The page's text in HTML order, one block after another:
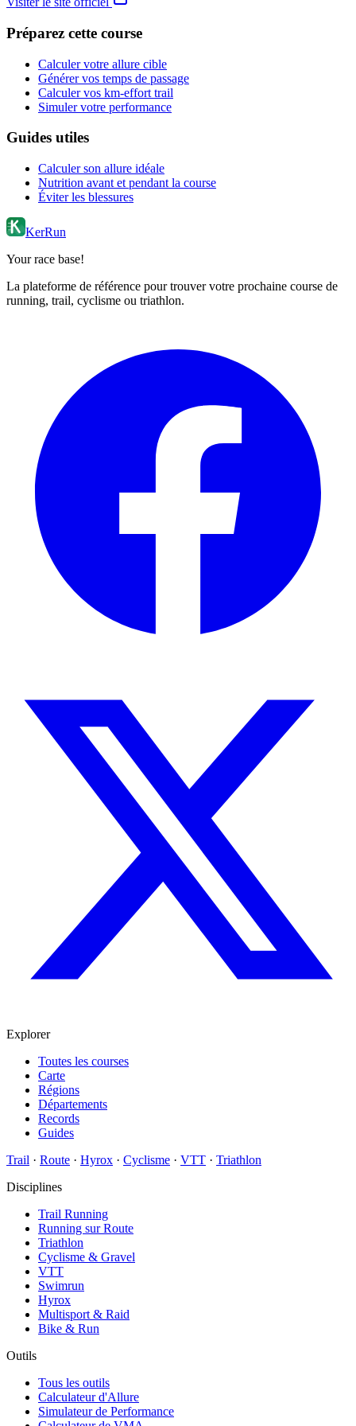
Préparez cette course
Calculer votre allure cible
Générer vos temps de passage
Calculer vos km-effort trail
Simuler votre performance
Guides utiles
Calculer son allure idéale
Nutrition avant et pendant la course
Éviter les blessures
KerRun
Your race base!
La plateforme de référence pour trouver votre prochaine course de
running, trail, cyclisme ou triathlon.
Explorer
Toutes les courses
Carte
Régions
Départements
Records
Guides
Trail · Route · Hyrox · Cyclisme · VTT · Triathlon
Disciplines
Trail Running
Running sur Route
Triathlon
Cyclisme & Gravel
VTT
Swimrun
Hyrox
Multisport & Raid
Bike & Run
Outils
Tous les outils
Calculateur d'Allure
Simulateur de Performance